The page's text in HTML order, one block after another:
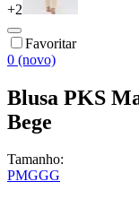
+2
Favoritar
0 (novo)
Blusa PKS
Bege
Tamanho:
PMGGG